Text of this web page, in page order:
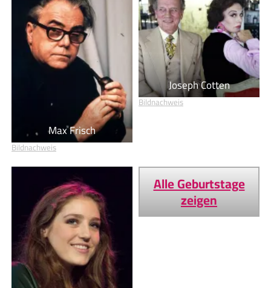
Max Frisch
Bildnachweis
Joseph Cotten
Bildnachweis
Alle Geburtstage
zeigen